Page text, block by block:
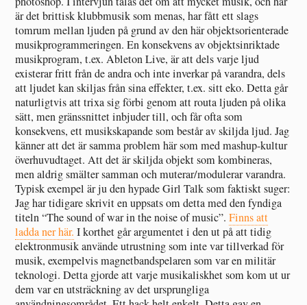
är det brittisk klubbmusik som menas, har fått ett slags
tomrum mellan ljuden på grund av den här objektsorienterade
musikprogrammeringen. En konsekvens av objektsinriktade
musikprogram, t.ex. Ableton Live, är att dels varje ljud
existerar fritt från de andra och inte inverkar på varandra, dels
att ljudet kan skiljas från sina effekter, t.ex. sitt eko. Detta går
naturligtvis att trixa sig förbi genom att routa ljuden på olika
sätt, men gränssnittet inbjuder till, och får ofta som
konsekvens, ett musikskapande som består av skiljda ljud. Jag
känner att det är samma problem här som med mashup-kultur
överhuvudtaget. Att det är skiljda objekt som kombineras,
men aldrig smälter samman och muterar/modulerar varandra.
Typisk exempel är ju den hypade Girl Talk som faktiskt suger:
Jag har tidigare skrivit en uppsats om detta med den fyndiga
titeln “The sound of war in the noise of music”.Finns att
ladda ner här. I korthet går argumentet i den ut på att tidig
elektronmusik använde utrustning som inte var tillverkad för
musik, exempelvis magnetbandspelaren som var en militär
teknologi. Detta gjorde att varje musikaliskhet som kom ut ur
dem var en utsträckning av det ursprungliga